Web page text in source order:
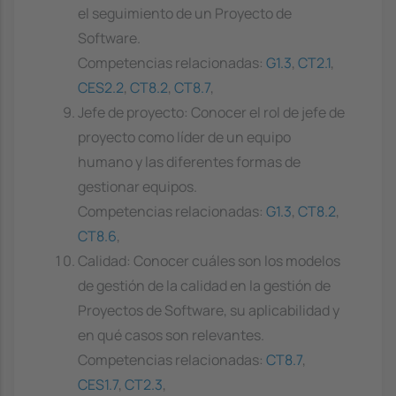
el seguimiento de un Proyecto de
Software.
Competencias relacionadas: G1.3, CT2.1,
CES2.2, CT8.2, CT8.7,
Jefe de proyecto: Conocer el rol de jefe de
proyecto como líder de un equipo
humano y las diferentes formas de
gestionar equipos.
Competencias relacionadas: G1.3, CT8.2,
CT8.6,
Calidad: Conocer cuáles son los modelos
de gestión de la calidad en la gestión de
Proyectos de Software, su aplicabilidad y
en qué casos son relevantes.
Competencias relacionadas: CT8.7,
CES1.7, CT2.3,